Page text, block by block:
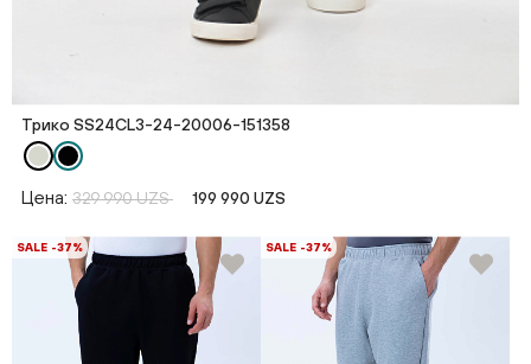
Трико SS24CL3-24-20006-151358
Цена: 329 990 UZS 199 990 UZS
SALE -37% SALE -37%